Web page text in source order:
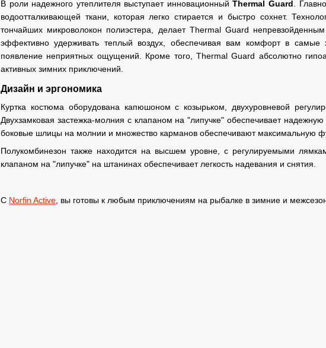
В роли надежного утеплителя выступает инновационныйThermal Guard .
водоотталкивающей ткани, которая легко стирается и быстро сохнет.
тончайших микроволокон полиэстера, делает Thermal Guard
эффективно удерживать теплый воздух, обеспечивая вам комфорт в
появление неприятных ощущений. Кроме того, Thermal Guard абсолютно
активных зимних приключений.
Дизайн и эргономика
Куртка костюма оборудована капюшоном с козырьком, двухуровневой
Двухзамковая застежка-молния с клапаном на "липучке" обеспечивает
боковые шлицы на молнии и множество карманов обеспечивают максимальную
Полукомбинезон также находится на высшем уровне, с регулируемыми
клапаном на "липучке" на штанинах обеспечивает легкость надевания и снятия.
С Norfin Active , вы готовы к любым приключениям на рыбалке в зимние и